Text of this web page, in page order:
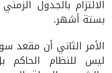
بستة أشهر.
الأمر الثاني أن مقعد
ليس للنظام الحاكم